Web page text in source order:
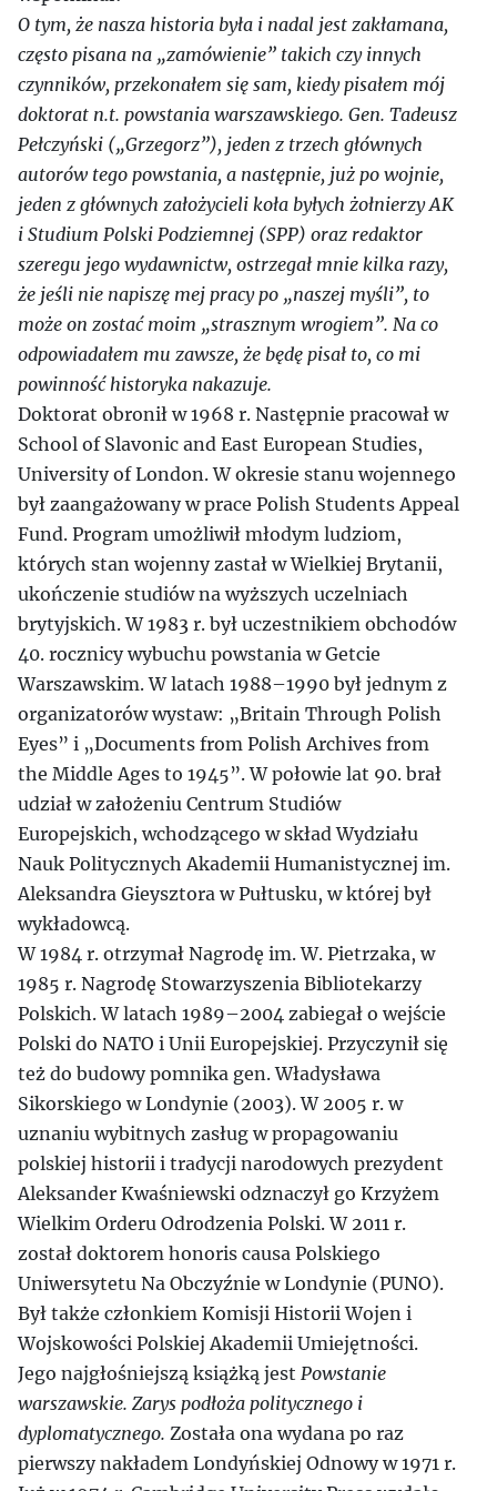
O tym, że nasza historia była i nadal jest zakłamana,
często pisana na „zamówienie” takich czy innych
czynników, przekonałem się sam, kiedy pisałem mój
doktorat n.t. powstania warszawskiego. Gen. Tadeusz
Pełczyński („Grzegorz”), jeden z trzech głównych
autorów tego powstania, a następnie, już po wojnie,
jeden z głównych założycieli koła byłych żołnierzy AK
i Studium Polski Podziemnej (SPP) oraz redaktor
szeregu jego wydawnictw, ostrzegał mnie kilka razy,
że jeśli nie napiszę mej pracy po „naszej myśli”, to
może on zostać moim „strasznym wrogiem”. Na co
odpowiadałem mu zawsze, że będę pisał to, co mi
powinność historyka nakazuje.
Doktorat obronił w 1968 r. Następnie pracował w
School of Slavonic and East European Studies,
University of London. W okresie stanu wojennego
był zaangażowany w prace Polish Students Appeal
Fund. Program umożliwił młodym ludziom,
których stan wojenny zastał w Wielkiej Brytanii,
ukończenie studiów na wyższych uczelniach
brytyjskich. W 1983 r. był uczestnikiem obchodów
40. rocznicy wybuchu powstania w Getcie
Warszawskim. W latach 1988–1990 był jednym z
organizatorów wystaw: „Britain Through Polish
Eyes” i „Documents from Polish Archives from
the Middle Ages to 1945”. W połowie lat 90. brał
udział w założeniu Centrum Studiów
Europejskich, wchodzącego w skład Wydziału
Nauk Politycznych Akademii Humanistycznej im.
Aleksandra Gieysztora w Pułtusku, w której był
wykładowcą.
W 1984 r. otrzymał Nagrodę im. W. Pietrzaka, w
1985 r. Nagrodę Stowarzyszenia Bibliotekarzy
Polskich. W latach 1989–2004 zabiegał o wejście
Polski do NATO i Unii Europejskiej. Przyczynił się
też do budowy pomnika gen. Władysława
Sikorskiego w Londynie (2003). W 2005 r. w
uznaniu wybitnych zasług w propagowaniu
polskiej historii i tradycji narodowych prezydent
Aleksander Kwaśniewski odznaczył go Krzyżem
Wielkim Orderu Odrodzenia Polski. W 2011 r.
został doktorem honoris causa Polskiego
Uniwersytetu Na Obczyźnie w Londynie (PUNO).
Był także członkiem Komisji Historii Wojen i
Wojskowości Polskiej Akademii Umiejętności.
Jego najgłośniejszą książką jest Powstanie
warszawskie. Zarys podłoża politycznego i
dyplomatycznego. Została ona wydana po raz
pierwszy nakładem Londyńskiej Odnowy w 1971 r.